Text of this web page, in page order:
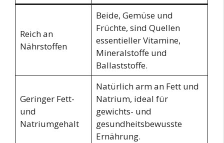
Reich an
Nährstoffen
Beide, Gemüse und
Früchte, sind Quellen
essentieller Vitamine,
Mineralstoffe und
Ballaststoffe.
Geringer Fett-
und
Natriumgehalt
Natürlich arm an Fett und
Natrium, ideal für
gewichts- und
gesundheitsbewusste
Ernährung.